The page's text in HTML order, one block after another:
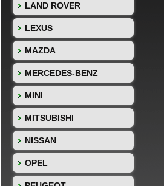
LAND ROVER
LEXUS
MAZDA
MERCEDES-BENZ
MINI
MITSUBISHI
NISSAN
OPEL